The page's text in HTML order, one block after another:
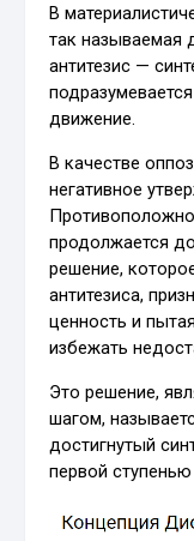
В
так называемая
антитезис —
движение.
В качестве
негативное
продолжается
решение,
антитезиса,
ценность и
избежать
Это решение,
шагом,
достигнутый
первой